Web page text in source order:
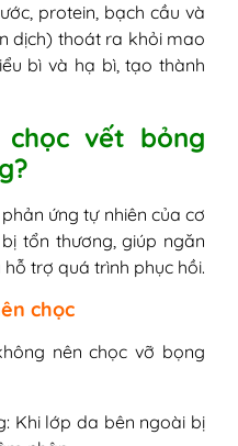
protein, bạch cầu và
dịch) thoát ra khỏi mao
bì và hạ bì, tạo thành
vết bỏng
ứng tự nhiên của cơ
tổn thương, giúp ngăn
trợ quá trình phục hồi.
chọc
nên chọc vỡ bọng
Khi lớp da bên ngoài bị